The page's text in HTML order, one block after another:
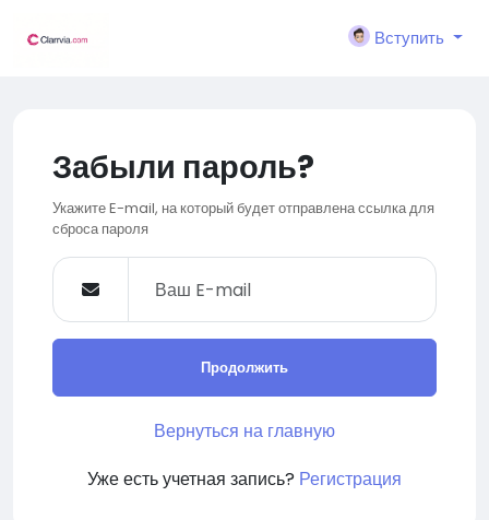
Вступить
Забыли пароль?
Укажите E-mail, на который будет отправлена ссылка для
сброса пароля
Продолжить
Вернуться на главную
Уже есть учетная запись? Регистрация